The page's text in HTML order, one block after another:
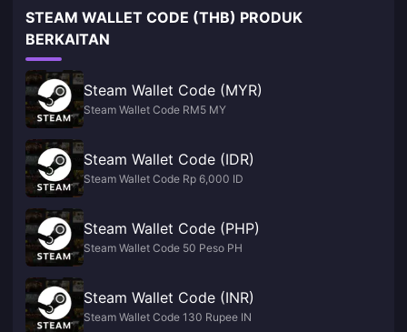
STEAM WALLET CODE (THB) PRODUK
BERKAITAN
Steam Wallet Code (MYR)
Steam Wallet Code RM5 MY
Steam Wallet Code (IDR)
Steam Wallet Code Rp 6,000 ID
Steam Wallet Code (PHP)
Steam Wallet Code 50 Peso PH
Steam Wallet Code (INR)
Steam Wallet Code 130 Rupee IN